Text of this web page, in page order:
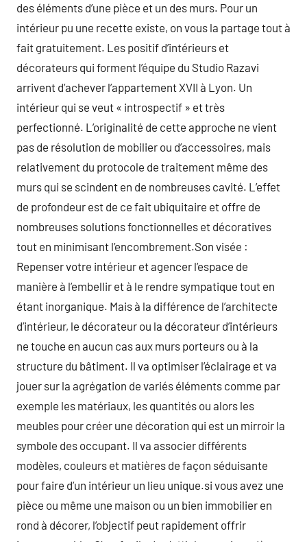
des éléments d’une pièce et un des murs. Pour un
intérieur pu une recette existe, on vous la partage tout à
fait gratuitement. Les positif d’intérieurs et
décorateurs qui forment l’équipe du Studio Razavi
arrivent d’achever l’appartement XVII à Lyon. Un
intérieur qui se veut « introspectif » et très
perfectionné. L’originalité de cette approche ne vient
pas de résolution de mobilier ou d’accessoires, mais
relativement du protocole de traitement même des
murs qui se scindent en de nombreuses cavité. L’effet
de profondeur est de ce fait ubiquitaire et offre de
nombreuses solutions fonctionnelles et décoratives
tout en minimisant l’encombrement.Son visée :
Repenser votre intérieur et agencer l’espace de
manière à l’embellir et à le rendre sympatique tout en
étant inorganique. Mais à la différence de l’architecte
d’intérieur, le décorateur ou la décorateur d’intérieurs
ne touche en aucun cas aux murs porteurs ou à la
structure du bâtiment. Il va optimiser l’éclairage et va
jouer sur la agrégation de variés éléments comme par
exemple les matériaux, les quantités ou alors les
meubles pour créer une décoration qui est un mirroir la
symbole des occupant. Il va associer différents
modèles, couleurs et matières de façon séduisante
pour faire d’un intérieur un lieu unique.si vous avez une
pièce ou même une maison ou un bien immobilier en
rond à décorer, l’objectif peut rapidement offrir